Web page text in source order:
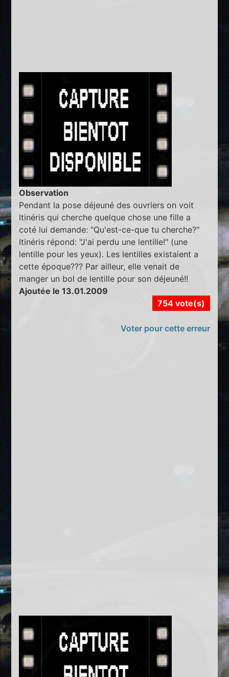
Observation
Pendant la pose déjeuné des ouvriers on voit
Itinéris qui cherche quelque chose une fille a
coté lui demande: "Qu'est-ce-que tu cherche?"
Itinéris répond: "J'ai perdu une lentille!" (une
lentille pour les yeux). Les lentilles existaient a
cette époque??? Par ailleur, elle venait de
manger un bol de lentille pour son déjeuné!!
Ajoutée le 13.01.2009
754 vote(s)
Voter pour cette erreur